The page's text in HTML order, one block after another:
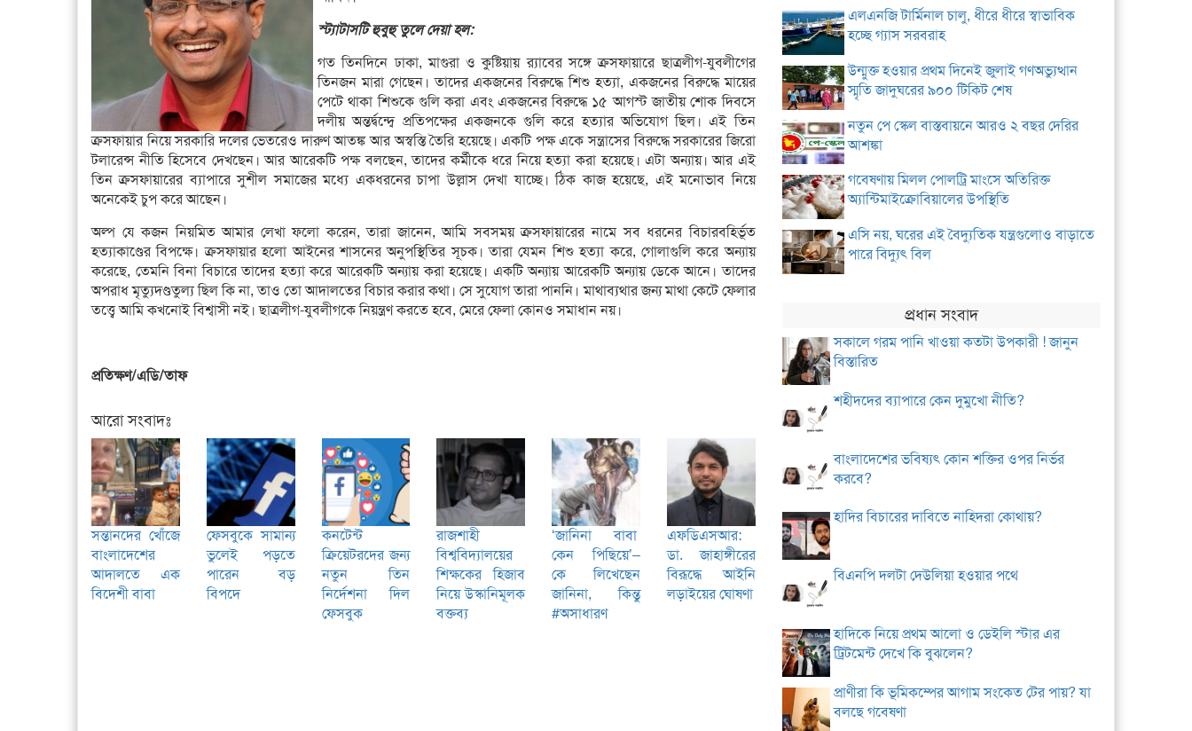
স্ট্যাটাসটি হুবুহু তুলে দেয়া হল:
গত তিনদিনে ঢাকা, মাগুরা ও কুষ্টিয়ায় র‌্যাবের সঙ্গে ক্রসফায়ারে ছাত্রলীগ-যুবলীগের
তিনজন মারা গেছেন। তাদের একজনের বিরুদ্ধে শিশু হত্যা, একজনের বিরুদ্ধে মায়ের
পেটে থাকা শিশুকে গুলি করা এবং একজনের বিরুদ্ধে ১৫ আগস্ট জাতীয় শোক দিবসে
দলীয় অন্তর্দ্বন্দ্বে প্রতিপক্ষের একজনকে গুলি করে হত্যার অভিযোগ ছিল। এই তিন
ক্রসফায়ার নিয়ে সরকারি দলের ভেতরেও দারুণ আতঙ্ক আর অস্বস্তি তৈরি হয়েছে। একটি পক্ষ একে সন্ত্রাসের বিরুদ্ধে সরকারের জিরো
টলারেন্স নীতি হিসেবে দেখছেন। আর আরেকটি পক্ষ বলছেন, তাদের কর্মীকে ধরে নিয়ে হত্যা করা হয়েছে। এটা অন্যায়। আর এই
তিন ক্রসফায়ারের ব্যাপারে সুশীল সমাজের মধ্যে একধরনের চাপা উল্লাস দেখা যাচ্ছে। ঠিক কাজ হয়েছে, এই মনোভাব নিয়ে
অনেকেই চুপ করে আছেন।
অল্প যে কজন নিয়মিত আমার লেখা ফলো করেন, তারা জানেন, আমি সবসময় ক্রসফায়ারের নামে সব ধরনের বিচারবহির্ভূত
হত্যাকাণ্ডের বিপক্ষে। ক্রসফায়ার হলো আইনের শাসনের অনুপস্থিতির সূচক। তারা যেমন শিশু হত্যা করে, গোলাগুলি করে অন্যায়
করেছে, তেমনি বিনা বিচারে তাদের হত্যা করে আরেকটি অন্যায় করা হয়েছে। একটি অন্যায় আরেকটি অন্যায় ডেকে আনে। তাদের
অপরাধ মৃত্যুদণ্ডতুল্য ছিল কি না, তাও তো আদালতের বিচার করার কথা। সে সুযোগ তারা পাননি। মাথাব্যথার জন্য মাথা কেটে ফেলার
তত্ত্বে আমি কখনোই বিশ্বাসী নই। ছাত্রলীগ-যুবলীগকে নিয়ন্ত্রণ করতে হবে, মেরে ফেলা কোনও সমাধান নয়।
প্রতিক্ষণ/এডি/তাফ
আরো সংবাদঃ
সন্তানদের খোঁজে
বাংলাদেশের
আদালতে এক
বিদেশী বাবা
ফেসবুকে সামান্য
ভুলেই পড়তে
পারেন বড়
বিপদে
কনটেন্ট
ক্রিয়েটরদের জন্য
নতুন তিন
নির্দেশনা দিল
ফেসবুক
রাজশাহী
বিশ্ববিদ্যালয়ের
শিক্ষকের হিজাব
নিয়ে উস্কানিমূলক
বক্তব্য
‘জানিনা বাবা
কেন পিছিয়ে’–
কে লিখেছেন
জানিনা, কিন্তু
#অসাধারণ
এফডিএসআর:
ডা. জাহাঙ্গীরের
বিরূদ্ধে আইনি
লড়াইয়ের ঘোষণা
এলএনজি টার্মিনাল চালু, ধীরে ধীরে স্বাভাবিক
হচ্ছে গ্যাস সরবরাহ
উন্মুক্ত হওয়ার প্রথম দিনেই জুলাই গণঅভ্যুত্থান
স্মৃতি জাদুঘরের ৯০০ টিকিট শেষ
নতুন পে স্কেল বাস্তবায়নে আরও ২ বছর দেরির
আশঙ্কা
গবেষণায় মিলল পোলট্রি মাংসে অতিরিক্ত
অ্যান্টিমাইক্রোবিয়ালের উপস্থিতি
এসি নয়, ঘরের এই বৈদ্যুতিক যন্ত্রগুলোও বাড়াতে
পারে বিদ্যুৎ বিল
প্রধান সংবাদ
সকালে গরম পানি খাওয়া কতটা উপকারী ! জানুন
বিস্তারিত
শহীদদের ব্যাপারে কেন দুমুখো নীতি?
বাংলাদেশের ভবিষ্যৎ কোন শক্তির ওপর নির্ভর
করবে?
হাদির বিচারের দাবিতে নাহিদরা কোথায়?
বিএনপি দলটা দেউলিয়া হওয়ার পথে
হাদিকে নিয়ে প্রথম আলো ও ডেইলি স্টার এর
ট্রিটমেন্ট দেখে কি বুঝলেন?
প্রাণীরা কি ভূমিকম্পের আগাম সংকেত টের পায়? যা
বলছে গবেষণা